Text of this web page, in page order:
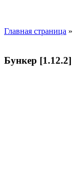
Главная страница »
Бункер [1.12.2]